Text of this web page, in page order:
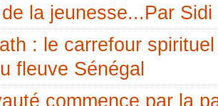
la jeunesse...Par
: le carrefour
fleuve Sénégal
commence par la